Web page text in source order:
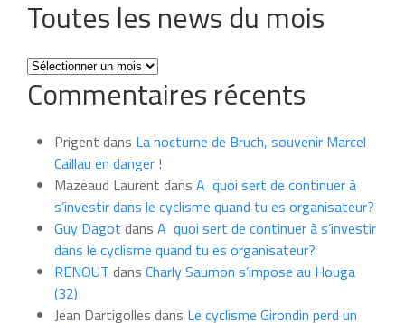
Toutes les news du mois
Toutes
les
news
mois
Commentaires récents
Prigent dans La nocturne de Bruch, souvenir Marcel
Caillau en danger !
Mazeaud Laurent dans A quoi sert de continuer à
s’investir dans le cyclisme quand tu es organisateur?
Guy Dagot dans A quoi sert de continuer à s’investir
dans le cyclisme quand tu es organisateur?
RENOUT dans Charly Saumon s’impose au Houga
(32)
Jean Dartigolles dans Le cyclisme Girondin perd un